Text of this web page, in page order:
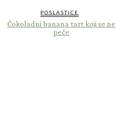
POSLASTICE
Čokoladni banana tart koji se ne
peče